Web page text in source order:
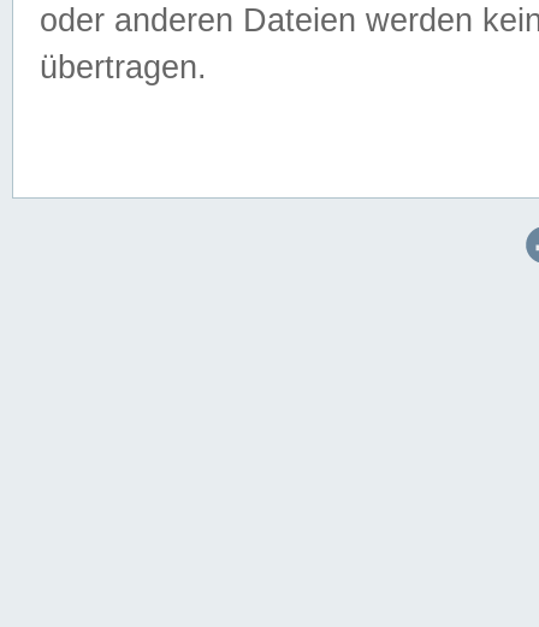
oder anderen Dateien werden
übertragen.